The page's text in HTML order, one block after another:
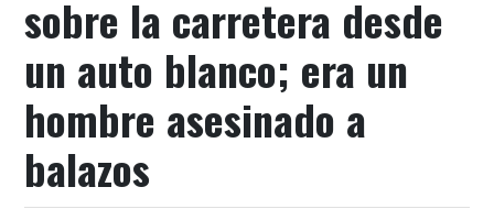
sobre la carretera desde
un auto blanco; era un
hombre asesinado a
balazos